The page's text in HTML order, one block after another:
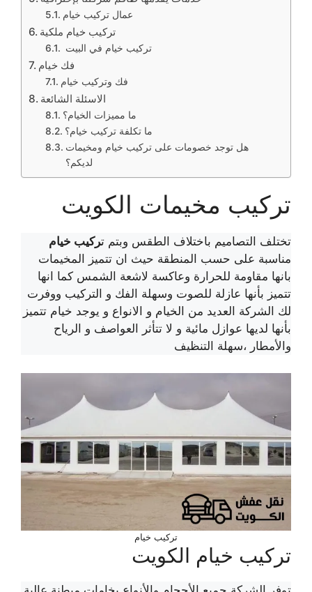
عمال تركيب خيام
تركيب خيام ملكية
تركيب خيام في البيت
فك خيام
فك وتركيب خيام
ما مميزات الخيام؟
ما تكلفة تركيب خيام؟
هل توجد خصومات على تركيب خيام ومخيمات
لديكم؟
تركيب مخيمات الكويت
تختلف التصاميم باختلاف الطقس وبتم تركيب خيام
مناسبة على حسب المنطقة حيث ان تتميز المخيمات
بانها مقاومة للحرارة وعاكسة لاشعة الشمس كما انها
تتميز بأنها عازلة للصوت وسهلة الفك و التركيب ووفرت
لك الشركة العديد من الخيام و الانواع و يوجد خيام تتميز
بأنها لديها عوازل مائية و لا تتأثر العواصف و الرياح
والأمطار ،سهلة التنظيف
تركيب خيام
تركيب خيام الكويت